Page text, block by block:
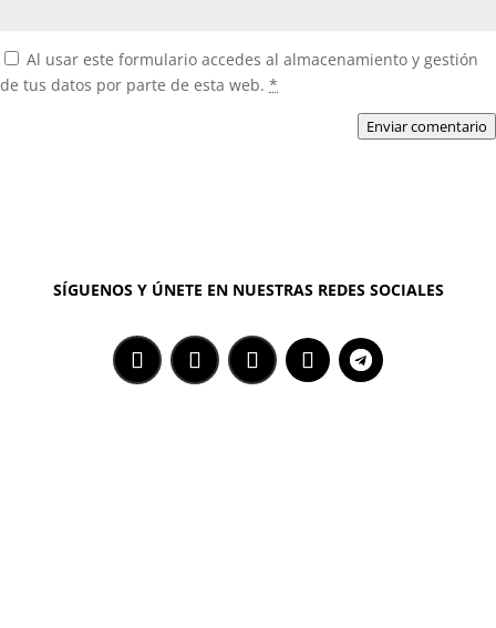
Al usar este formulario accedes al almacenamiento y gestión
de tus datos por parte de esta web. *
Enviar comentario
SÍGUENOS Y ÚNETE EN NUESTRAS REDES SOCIALES